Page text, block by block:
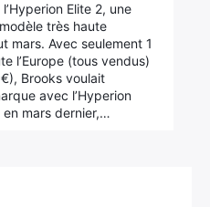
Elite 2, une
très haute
mars. Avec seulement 1
l’Europe (tous vendus)
Brooks voulait
avec l’Hyperion
mars dernier,…